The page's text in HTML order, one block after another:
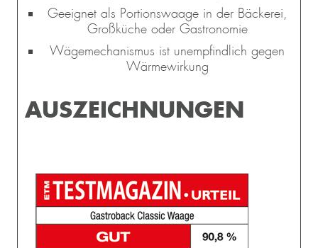
Geeignet als Portionswaage in der Bäckerei,
Großküche oder Gastronomie
Wägemechanismus ist unempfindlich gegen
Wärmewirkung
AUSZEICHNUNGEN